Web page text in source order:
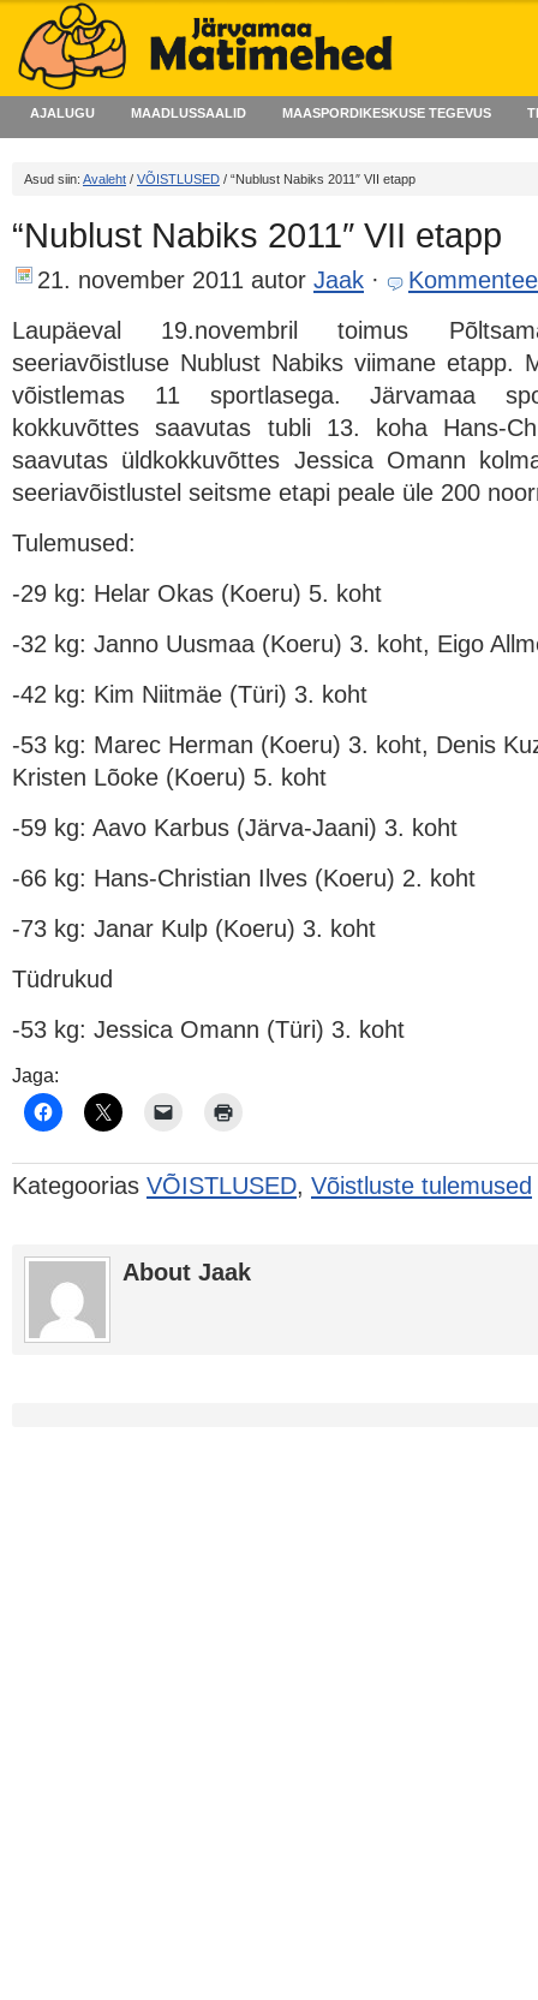
AJALUGU MAADLUSSAALID MAASPORDIKESKUSE TEGEVUS
Asud siin: Avaleht / VÕISTLUSED / “Nublust Nabiks 2011″ VII etapp
“Nublust Nabiks 2011″ VII etapp
21. november 2011 autor Jaak ·
Laupäeval 19.novembril toimus
seeriavõistluse Nublust Nabiks viimane etapp.
võistlemas 11 sportlasega. Järvamaa
kokkuvõttes saavutas tubli 13. koha Hans-
saavutas üldkokkuvõttes Jessica Omann
seeriavõistlustel seitsme etapi peale üle 200
Tulemused:
-29 kg: Helar Okas (Koeru) 5. koht
-32 kg: Janno Uusmaa (Koeru) 3. koht, Eigo
-42 kg: Kim Niitmäe (Türi) 3. koht
-53 kg: Marec Herman (Koeru) 3. koht, Denis
Kristen Lõoke (Koeru) 5. koht
-59 kg: Aavo Karbus (Järva-Jaani) 3. koht
-66 kg: Hans-Christian Ilves (Koeru) 2. koht
-73 kg: Janar Kulp (Koeru) 3. koht
Tüdrukud
-53 kg: Jessica Omann (Türi) 3. koht
Jaga:
Kategoorias VÕISTLUSED, Võistluste tulemused
About Jaak